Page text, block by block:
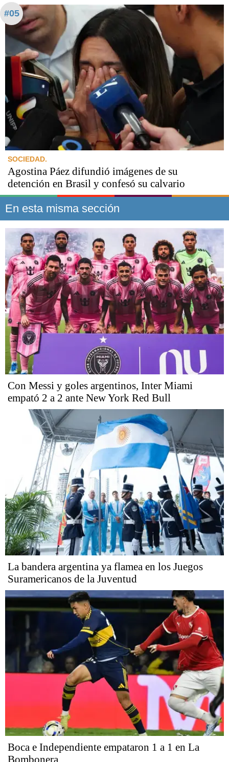
#05
SOCIEDAD.
Agostina Páez difundió imágenes de su
detención en Brasil y confesó su calvario
En esta misma sección
Con Messi y goles argentinos, Inter Miami
empató 2 a 2 ante New York Red Bull
La bandera argentina ya flamea en los Juegos
Suramericanos de la Juventud
Boca e Independiente empataron 1 a 1 en La